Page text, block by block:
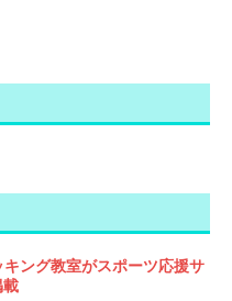
キング教室がスポーツ応援サ
載